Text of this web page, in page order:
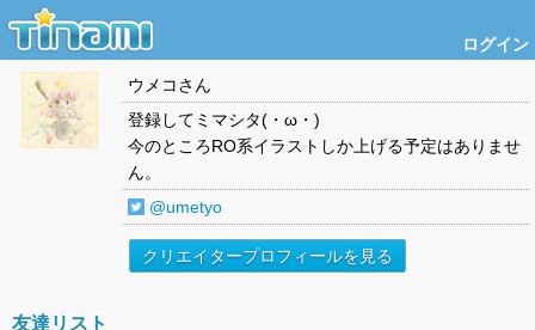
ログイン
ウメコさん
登録してミマシタ(・ω・)
今のところRO系イラストしか上げる予定はありませ
ん。
@umetyo
クリエイタープロフィールを見る
友達リスト